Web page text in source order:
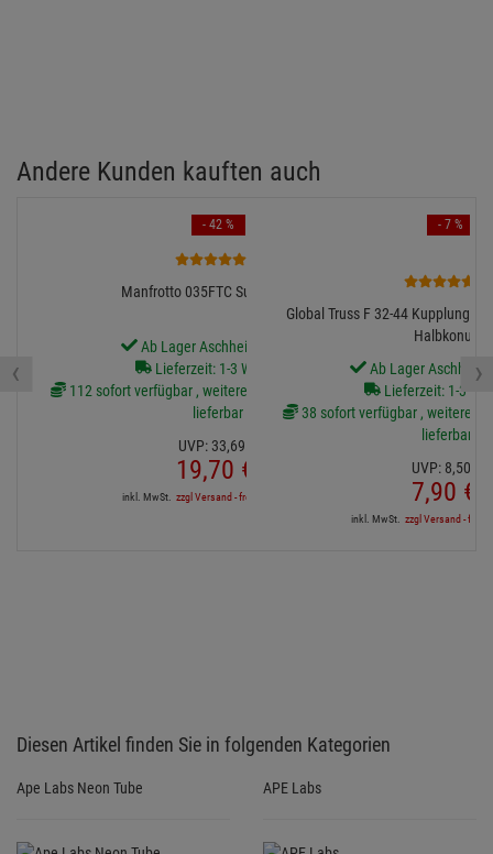
Andere Kunden kauften auch
Manfrotto 035FTC Super-Clamp
Ab Lager Aschheim lieferbar
Lieferzeit: 1-3 Werktage
112 sofort verfügbar , weitere Artikel ab Zentrallager
lieferbar
UVP: 33,69
19,70 €
inkl. MwSt. zzgl Versand - frei ab 90,-€ in DE
- 42 %
Global Truss F 32-44 Kupplung,
Halbkonus
Ab Lager
Lieferzeit: 1-3
38 sofort verfügbar , weitere
lieferbar
UVP: 8,50
7,90 €
inkl. MwSt. zzgl Versand - frei
- 7 %
‹ ›
Diesen Artikel finden Sie in folgenden Kategorien
Ape Labs Neon Tube APE Labs